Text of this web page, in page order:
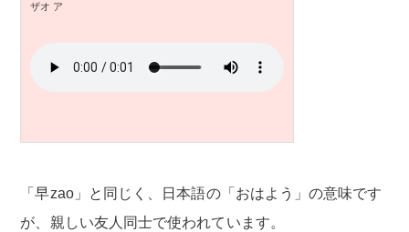
ザオ ア
「早zao」と同じく、日本語の「おはよう」の意味です
が、親しい友人同士で使われています。